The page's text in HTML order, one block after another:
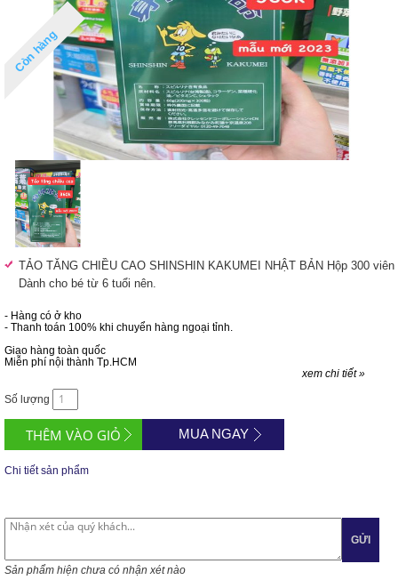
Còn hàng
TẢO TĂNG CHIỀU CAO SHINSHIN KAKUMEI NHẬT BẢN Hộp 300 viên
Dành cho bé từ 6 tuổi nên.
- Hàng có ở kho
- Thanh toán 100% khi chuyển hàng ngoại tỉnh.
Giao hàng toàn quốc
Miễn phí nội thành Tp.HCM
xem chi tiết »
Số lượng
MUA NGAY
Chi tiết sản phẩm
GỬI
Sản phẩm hiện chưa có nhận xét nào